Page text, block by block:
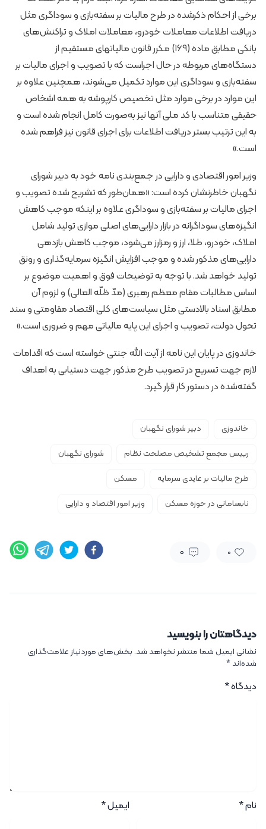
برخی از احکام ذکرشده در طرح مالیات بر سفته‌بازی و سوداگری مثل
دریافت اطلاعات معاملات خودرو، معاملات املاک و تراکنش‌های
بانکی مطابق ماده (۱۶۹) مکرر قانون مالیاتهای مستقیم از
دستگاه‌های مربوطه در حال اجراست که با تصویب و اجرای مالیات بر
سفته‌بازی و سوداگری این موارد تکمیل می‌شوند، همچنین علاوه بر
این موارد در برخی موارد مثل تخصیص کارپوشه به همه اشخاص
حقیقی متناسب با کد ملی آنها نیز به‌صورت کامل انجام شده است و
به این ترتیب بستر دریافت اطلاعات برای اجرای قانون نیز فراهم شده
است.»
وزیر امور اقتصادی و دارایی در جمع‌بندی نامه خود به دبیر شورای
نگهبان خاطرنشان کرده است: «همان‌طور که تشریح شده تصویب و
اجرای مالیات بر سفته‌بازی و سوداگری علاوه بر اینکه موجب کاهش
انگیزه‌های سوداگرانه در بازار دارایی‌های اصلی موازی تولید شامل
املاک، خودرو، طلا، ارز و رمزارز می‌شود، موجب کاهش بازدهی
دارایی‌های مذکور شده و موجب افزایش انگیزه سرمایه‌گذاری و رونق
تولید خواهد شد. با توجه به توضیحات فوق و اهمیت موضوع بر
اساس مطالبات مقام معظم رهبری (مدّ ظلّه العالی) و لزوم آن
مطابق اسناد بالادستی مثل سیاست‌های کلی اقتصاد مقاومتی و سند
تحول دولت، تصویب و اجرای این پایه مالیاتی مهم و ضروری است.»
خاندوزی در پایان این نامه از آیت الله جنتی خواسته است که اقدامات
لازم جهت تسریع در تصویب طرح مذکور جهت دستیابی به اهداف
گفته‌شده در دستور کار قرار گیرد.
خاندوزی
دبیر شورای نگهبان
رییس مجمع تشخیص مصلحت نظام
شورای نگهبان
طرح مالیات بر عایدی سرمایه
مسکن
نابسامانی در حوزه مسکن
وزیر امور اقتصاد و دارایی
0
0
دیدگاهتان را بنویسید
نشانی ایمیل شما منتشر نخواهد شد. بخش‌های موردنیاز علامت‌گذاری
شده‌اند*
دیدگاه*
نام* ایمیل*